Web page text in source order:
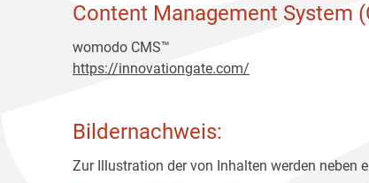
Content Management System
womodo CMS™
https://innovationgate.com/
Bildernachweis:
Zur Illustration der von Inhalten werden neben